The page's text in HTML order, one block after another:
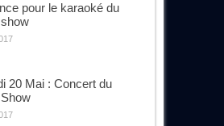
pour le karaoké du
20 Mai : Concert du